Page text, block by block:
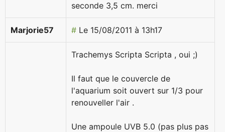
seconde 3,5 cm. merci
Marjorie57 # Le 15/08/2011 à 13h17
Trachemys Scripta Scripta , oui ;)
Il faut que le couvercle de
l'aquarium soit ouvert sur 1/3 pour
renouveller l'air .
Une ampoule UVB 5.0 (pas plus pas